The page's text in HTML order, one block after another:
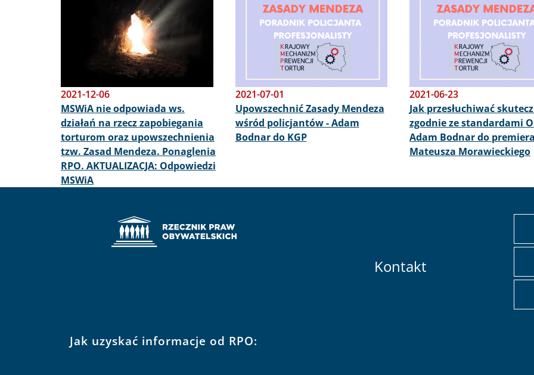
2021-12-06
MSWiA nie odpowiada ws.
działań na rzecz zapobiegania
torturom oraz upowszechnienia
tzw. Zasad Mendeza. Ponaglenia
RPO. AKTUALIZACJA: Odpowiedzi
MSWiA
2021-07-01
Upowszechnić Zasady Mendeza
wśród policjantów - Adam
Bodnar do KGP
2021-06-23
Jak przesłuchiwać
zgodnie ze standardami
Adam Bodnar do
Mateusza Morawieckiego
Kontakt
Jak uzyskać informacje od RPO: